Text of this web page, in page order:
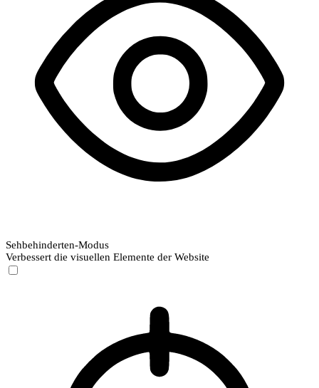
Sehbehinderten-Modus
Verbessert die visuellen Elemente der Website